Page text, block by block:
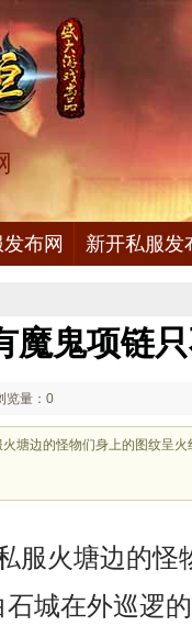
布网 新开私服发
魔鬼项链
览量：0
塘边的怪物们身上的图纹呈
服火塘边的怪
城在外巡逻